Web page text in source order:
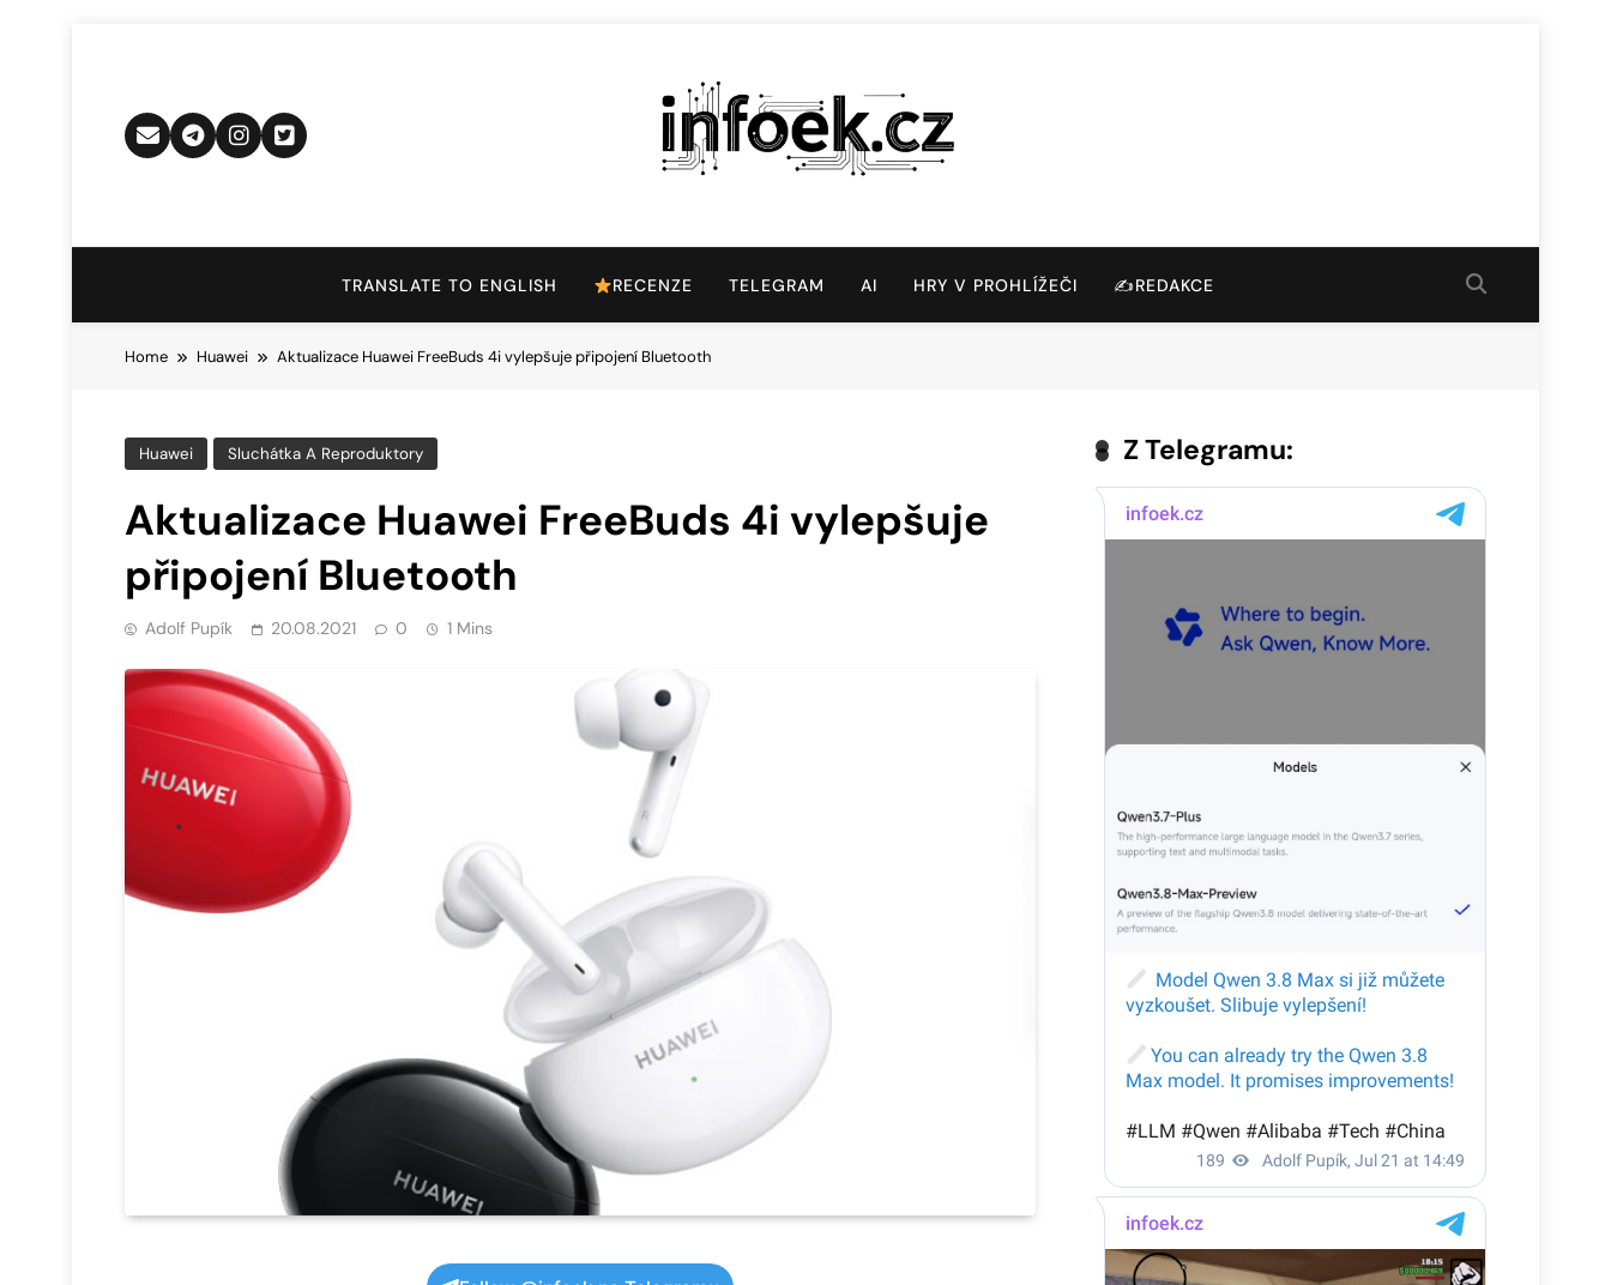
Infoek.cz
TRANSLATE TO ENGLISH RECENZE TELEGRAM AI HRY V PROHLÍŽEČI ✍️REDAKCE
Home Huawei Aktualizace Huawei FreeBuds 4i vylepšuje připojení Bluetooth
Huawei Sluchátka A Reproduktory
Aktualizace Huawei FreeBuds 4i vylepšuje
připojení Bluetooth
Adolf Pupík 20.08.2021 0 1 Mins
Z Telegramu: